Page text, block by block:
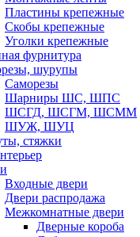
Пластины крепежные
Скобы крепежные
Уголки крепежные
фурнитура
шурупы
Саморезы
Шарниры ШС, ШПС
ШСГД, ШСГМ, ШСММ
ШУЖ, ШУЦ
стяжки
Входные двери
Двери распродажа
Межкомнатные двери
Дверные короба